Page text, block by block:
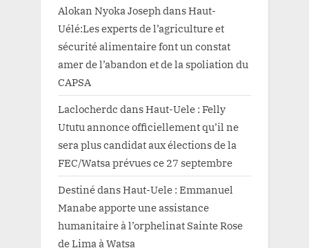
Alokan Nyoka JosephdansHaut-
Uélé:Les experts de l’agriculture et
sécurité alimentaire font un constat
amer de l’abandon et de la spoliation du
CAPSA
Laclocherdc dansHaut-Uele : Felly
Ututu annonce officiellement qu’il ne
sera plus candidat aux élections de la
FEC/Watsa prévues ce 27 septembre
DestinédansHaut-Uele : Emmanuel
Manabe apporte une assistance
humanitaire à l’orphelinat Sainte Rose
de Lima à Watsa